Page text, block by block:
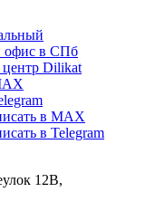
офис в СПб
Dilikat
в MAX
в Telegram
12В,